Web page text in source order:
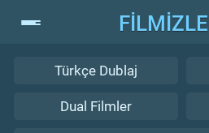
FİLMİZLE
Türkçe Dublaj
Dual Filmler